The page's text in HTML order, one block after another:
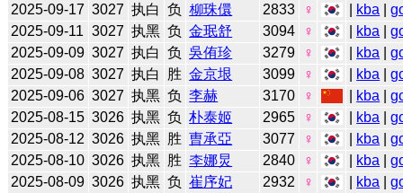
2025-09-17 3027 执白 负 柳珠儇 2833 ♀ kba |
2025-09-11 3027 执黑 负 金珉舒 3094 ♀ kba |
2025-09-09 3027 执白 负 吳侑珍 3279 ♀ kba |
2025-09-08 3027 执白 胜 金京垠 3099 ♀ kba |
2025-09-06 3027 执黑 负 李赫 3170 ♀ kba |
2025-08-15 3026 执黑 负 朴泰姬 2965 ♀ kba |
2025-08-12 3026 执黑 胜 曺承亞 3077 ♀ kba |
2025-08-10 3026 执黑 胜 李娜炅 2840 ♀ kba |
2025-08-09 3026 执黑 负 崔序妃 2932 ♀ kba |